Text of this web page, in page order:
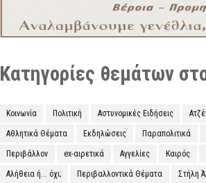
Κατηγορίες θεμάτων
Κοινωνία Πολιτική Αστυνομικές Ειδήσεις
Αθλητικά Θέματα Εκδηλώσεις Παραπολιτικά
Περιβάλλον ex-αιρετικά Αγγελίες Καιρός
Αλήθεια ή... όχι; Περιβαλλοντικά Θέματα Στήλη